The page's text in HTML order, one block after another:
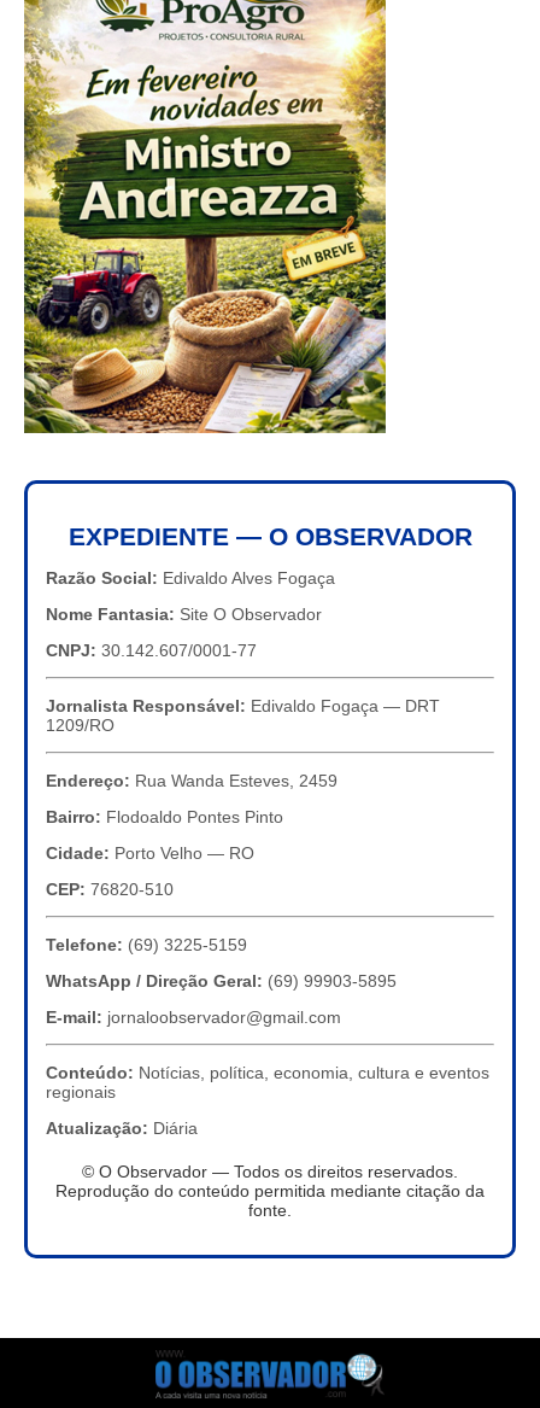
EXPEDIENTE — O OBSERVADOR
Razão Social: Edivaldo Alves Fogaça
Nome Fantasia: Site O Observador
CNPJ: 30.142.607/0001-77
Jornalista Responsável: Edivaldo Fogaça — DRT
1209/RO
Endereço: Rua Wanda Esteves, 2459
Bairro: Flodoaldo Pontes Pinto
Cidade: Porto Velho — RO
CEP: 76820-510
Telefone: (69) 3225-5159
WhatsApp / Direção Geral: (69) 99903-5895
E-mail: jornaloobservador@gmail.com
Conteúdo: Notícias, política, economia, cultura e eventos
regionais
Atualização: Diária
© O Observador — Todos os direitos reservados.
Reprodução do conteúdo permitida mediante citação da
fonte.